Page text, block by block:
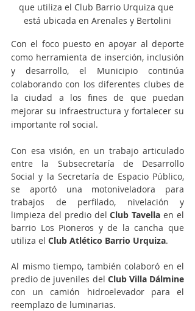
que utiliza el Club Barrio Urquiza que
está ubicada en Arenales y Bertolini
Con el foco puesto en apoyar al deporte
como herramienta de inserción, inclusión
y desarrollo, el Municipio continúa
colaborando con los diferentes clubes de
la ciudad a los fines de que puedan
mejorar su infraestructura y fortalecer su
importante rol social.
Con esa visión, en un trabajo articulado
entre la Subsecretaría de Desarrollo
Social y la Secretaría de Espacio Público,
se aportó una motoniveladora para
trabajos de perfilado, nivelación y
limpieza del predio del Club Tavella en el
barrio Los Pioneros y de la cancha que
utiliza el Club Atlético Barrio Urquiza.
Al mismo tiempo, también colaboró en el
predio de juveniles del Club Villa Dálmine
con un camión hidroelevador para el
reemplazo de luminarias.